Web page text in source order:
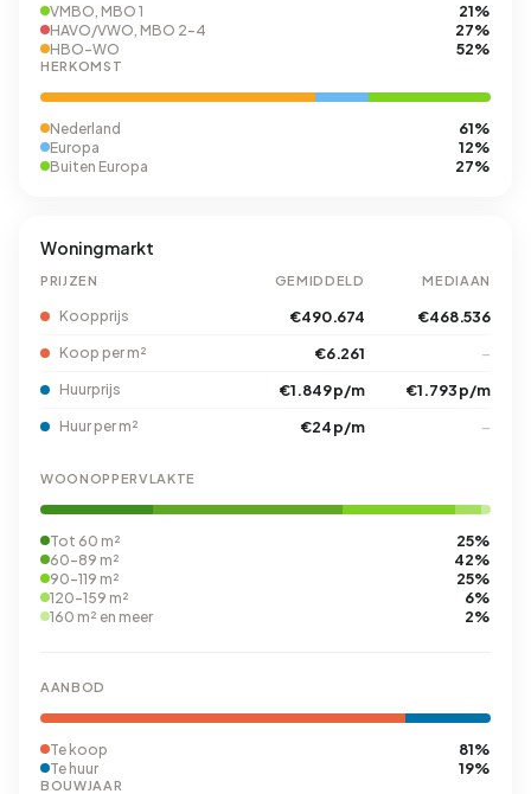
VMBO, MBO 1 21%
HAVO/VWO, MBO 2-4 27%
HBO-WO 52%
HERKOMST
Nederland 61%
Europa 12%
Buiten Europa 27%
Woningmarkt
PRIJZEN GEMIDDELD MEDIAAN
Koopprijs €490.674 €468.536
Koop per m² €6.261 –
Huurprijs €1.849 p/m €1.793 p/m
Huur per m² €24 p/m –
WOONOPPERVLAKTE
Tot 60 m² 25%
60-89 m² 42%
90-119 m² 25%
120-159 m² 6%
160 m² en meer 2%
AANBOD
Te koop 81%
Te huur 19%
BOUWJAAR